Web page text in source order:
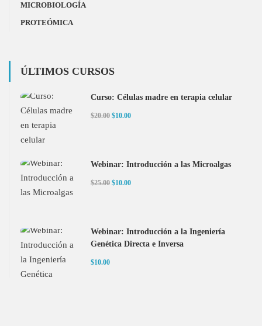
MICROBIOLOGÍA
PROTEÓMICA
ÚLTIMOS CURSOS
Curso: Células madre en terapia celular
$20.00 $10.00
Webinar: Introducción a las Microalgas
$25.00 $10.00
Webinar: Introducción a la Ingeniería
Genética Directa e Inversa
$10.00